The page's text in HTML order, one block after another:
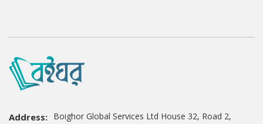
Address: Boighor Global Services Ltd House 32, Road 2,